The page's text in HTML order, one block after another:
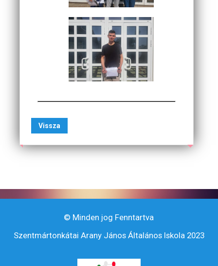
Vissza
© Minden jog Fenntartva
Szentmártonkátai Arany János Általános Iskola 2023